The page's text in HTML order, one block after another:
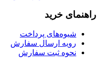
راهنمای خرید
شیوه‌های پرداخت
رویه ارسال سفارش
نحوه ثبت سفارش